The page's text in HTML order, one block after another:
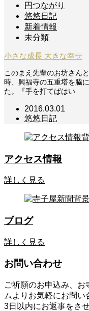
円つながり
悠悠日記
新着情報
未分類
小さな成長 大きな幸せ
このまえ先輩のお坊さん
時、興福寺の五重塔を脇
た。『手を打てばはい
2016.03.01
悠悠日記
アクセス情報
詳しく見る
ブログ
詳しく見る
お問い合わせ
ご祈願のお申込み、
ムよりお気軽にお問い
3日以内にお返事をさ